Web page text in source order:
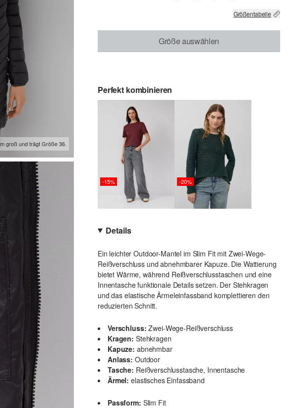
groß und trägt Größe 36.
Größentabelle
Größe auswählen
Perfekt kombinieren
-15% -20%
Details
Ein leichter Outdoor-Mantel im Slim Fit mit Zwei-Wege-
Reißverschluss und abnehmbarer Kapuze. Die Wattierung
bietet Wärme, während Reißverschlusstaschen und eine
Innentasche funktionale Details setzen. Der Stehkragen
und das elastische Ärmeleinfassband komplettieren den
reduzierten Schnitt.
Verschluss: Zwei-Wege-Reißverschluss
Kragen: Stehkragen
Kapuze: abnehmbar
Anlass: Outdoor
Tasche: Reißverschlusstasche, Innentasche
Ärmel: elastisches Einfassband
Passform: Slim Fit